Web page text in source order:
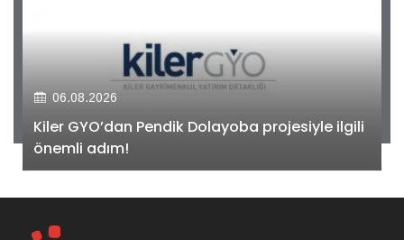
06.08.2026
Kiler GYO’dan Pendik Dolayoba projesiyle ilgili
önemli adım!